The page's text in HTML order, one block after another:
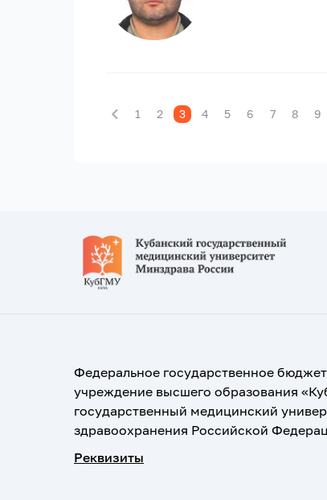
1 2 3 4 5 6 7 8 9
Федеральное государственное
учреждение высшего образования
государственный медицинский
здравоохранения Российской
Реквизиты